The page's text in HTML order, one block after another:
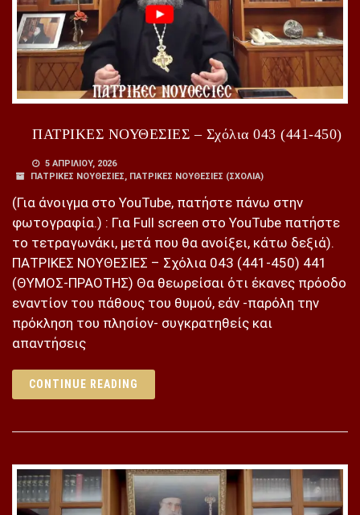
ΠΑΤΡΙΚΕΣ ΝΟΥΘΕΣΙΕΣ – Σχόλια 043 (441-450)
5 ΑΠΡΙΛΊΟΥ, 2026
ΠΑΤΡΙΚΕΣ ΝΟΥΘΕΣΙΕΣ, ΠΑΤΡΙΚΕΣ ΝΟΥΘΕΣΙΕΣ (ΣΧΌΛΙΑ)
(Για άνοιγμα στο YouTube, πατήστε πάνω στην
φωτογραφία.) : Για Full screen στο YouTube πατήστε
το τετραγωνάκι, μετά που θα ανοίξει, κάτω δεξιά).
ΠΑΤΡΙΚΕΣ ΝΟΥΘΕΣΙΕΣ – Σχόλια 043 (441-450) 441
(ΘΥΜΟΣ-ΠΡΑΟΤΗΣ) Θα θεωρείσαι ότι έκανες πρόοδο
εναντίον του πάθους του θυμού, εάν -παρόλη την
πρόκληση του πλησίον- συγκρατηθείς και
απαντήσεις
CONTINUE READING